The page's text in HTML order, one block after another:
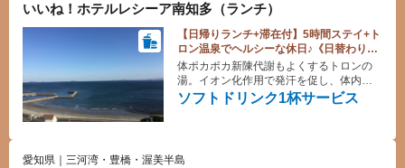
いいね！ホテルレシーア南知多（ランチ）
【日帰りランチ+滞在付】5時間ステイ+ト
ロン温泉でヘルシーな休日♪《日替わりラ
ンチ》ソフトドリンク1杯サービス
ソフトドリンク1杯サービス
体ポカポカ新陳代謝もよくするトロンの
湯。イオン化作用で発汗を促し、体内か
ら老廃物を出せば心も体もリフレッシ
愛知県｜三河湾・豊橋・渥美半島